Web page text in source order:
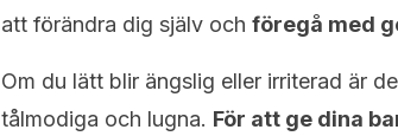
att förändra dig själv och föregå med
Om du lätt blir ängslig eller irriterad är
tålmodiga och lugna. För att ge dina